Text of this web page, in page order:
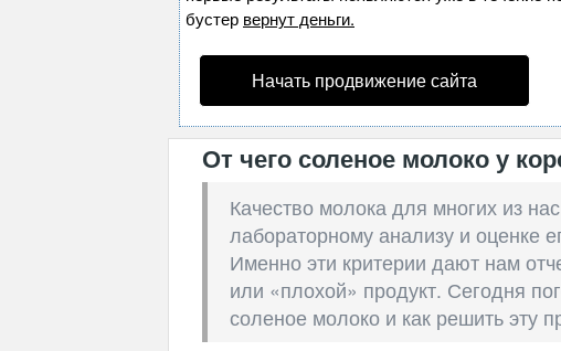
бустер вернут деньги.
Начать продвижение сайта
От чего соленое молоко у
Качество молока для многих из
лабораторному анализу и оценке
Именно эти критерии дают нам
или «плохой» продукт. Сегодня
соленое молоко и как решить эту